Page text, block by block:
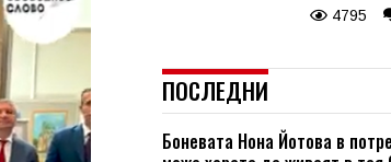
4795
ПОСЛЕДНИ
Боневата Нона Йотова в